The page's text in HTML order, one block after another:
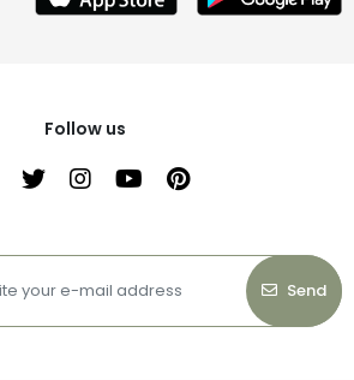
Follow us
Send